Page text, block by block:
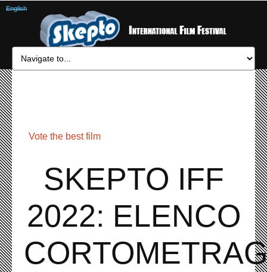
Vote the best film
SKEPTO IFF
2022: ELENCO
English